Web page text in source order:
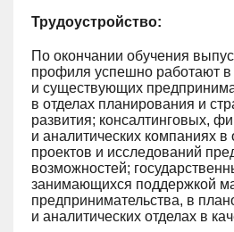
Трудоустройство:
По окончании обучения
профиля успешно работают
и существующих
в отделах планирования и
развития; консалтинговых,
и аналитических компаниях в
проектов и исследований
возможностей;
занимающихся поддержкой
предпринимательства, в
и аналитических отделах в